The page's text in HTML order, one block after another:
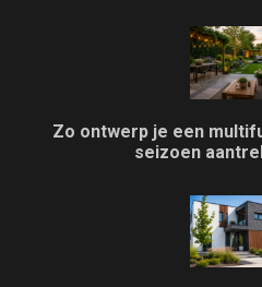
Zo ontwerp je een
seizoen